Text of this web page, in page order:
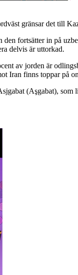
gränsar det till
fortsätter in på
delvis är uttorkad.
av jorden är
Iran finns toppar på
(Aşgabat),